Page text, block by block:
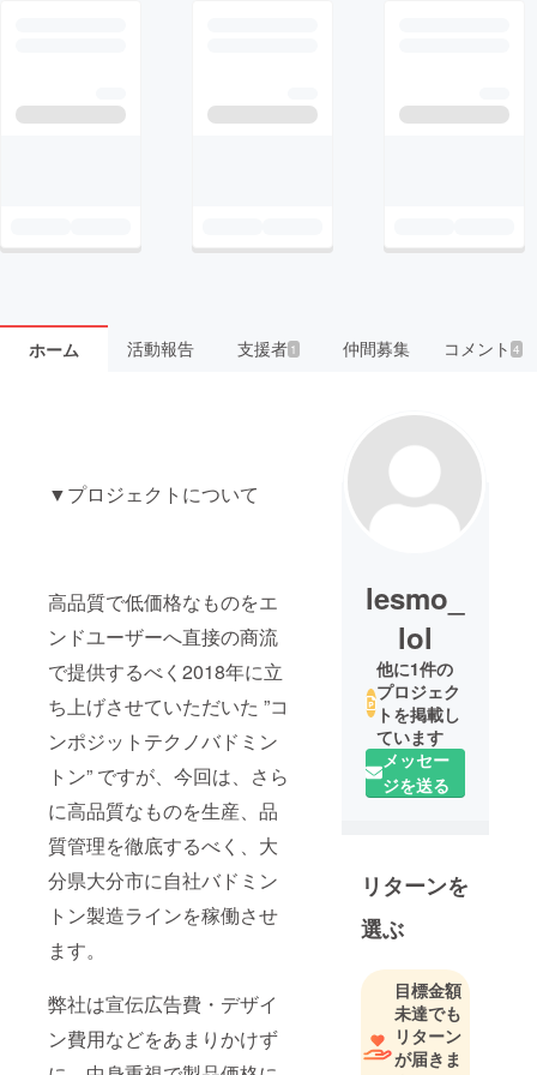
ホーム 活動報告 支援者 1 仲間募集 コメント4
▼プロジェクトについて
高品質で低価格なものをエ
ンドユーザーへ直接の商流
で提供するべく2018年に立
ち上げさせていただいた ”コ
ンポジットテクノバドミン
トン” ですが、今回は、さら
に高品質なものを生産、品
質管理を徹底するべく、大
分県大分市に自社バドミン
トン製造ラインを稼働させ
ます。
弊社は宣伝広告費・デザイ
ン費用などをあまりかけず
lesmo_
lol
他に1件の
プロジェク
トを掲載し
ています
メッセー
ジを送る
リターンを
選ぶ
目標金額
未達でも
リターン
が届きま